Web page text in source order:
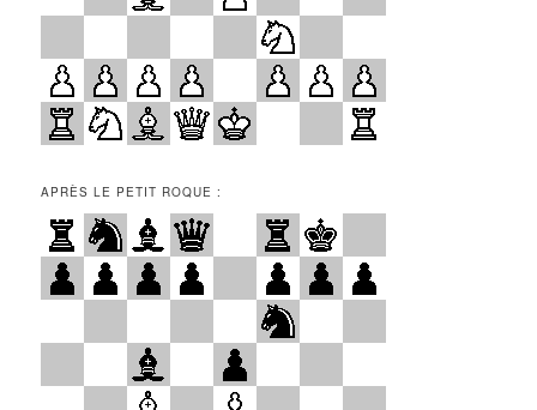
APRÈS LE PETIT ROQUE :